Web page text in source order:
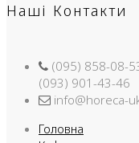
Наші Контакти
(095) 858-08-
(093) 901-43-46
info@horeca-
Головна